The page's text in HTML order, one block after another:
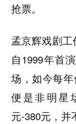
抢票。
孟京辉戏剧工
自1999年首
场，如今每
便是非明星
元-380元，并